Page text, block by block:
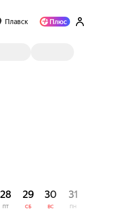
Плавск
28
ПТ
29
СБ
30
ВС
31
ПН